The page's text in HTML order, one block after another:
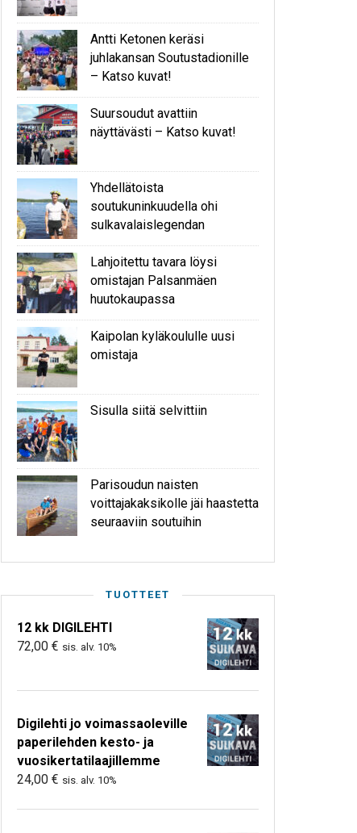
Antti Ketonen keräsi
juhlakansan Soutustadionille
– Katso kuvat!
Suursoudut avattiin
näyttävästi – Katso kuvat!
Yhdellätoista
soutukuninkuudella ohi
sulkavalaislegendan
Lahjoitettu tavara löysi
omistajan Palsanmäen
huutokaupassa
Kaipolan kyläkoululle uusi
omistaja
Sisulla siitä selvittiin
Parisoudun naisten
voittajakaksikolle jäi haastetta
seuraaviin soutuihin
TUOTTEET
12 kk DIGILEHTI
72,00 € sis. alv. 10%
Digilehti jo voimassaoleville
paperilehden kesto- ja
vuosikertatilaajillemme
24,00 € sis. alv. 10%